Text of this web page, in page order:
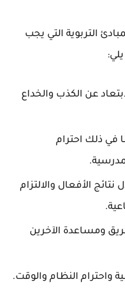
التربوية التي يجب
عن الكذب والخداع
في ذلك احترام
الأفعال والالتزام
ومساعدة الآخرين
واحترام النظام والوقت.